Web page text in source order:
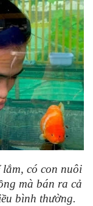
có con nuôi
mà bán ra cả
bình thường.